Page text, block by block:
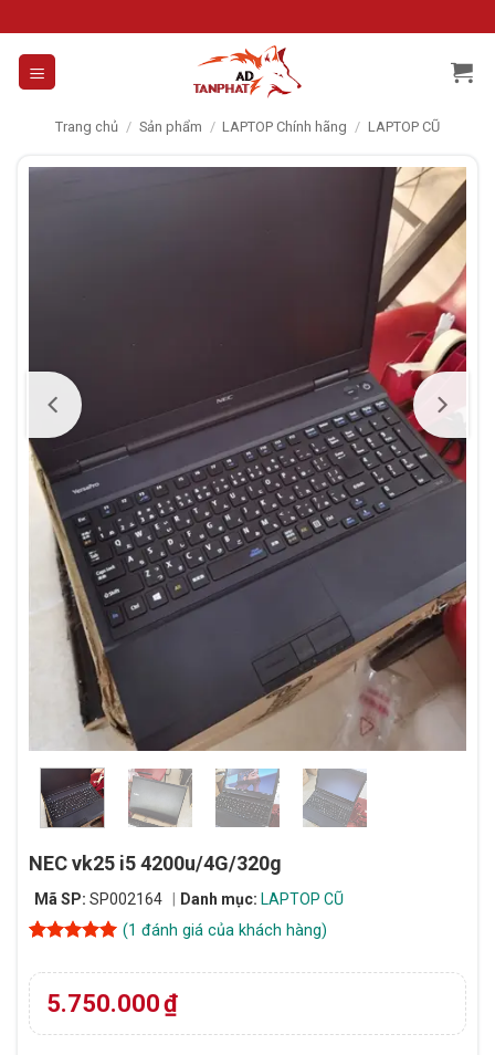
to
content
Trang chủ / Sản phẩm / LAPTOP Chính hãng / LAPTOP CŨ
NEC vk25 i5 4200u/4G/320g
Mã SP: SP002164 Danh mục: LAPTOP CŨ
dựa trên
đánh giá
(1 đánh giá của khách hàng)
5.750.000₫